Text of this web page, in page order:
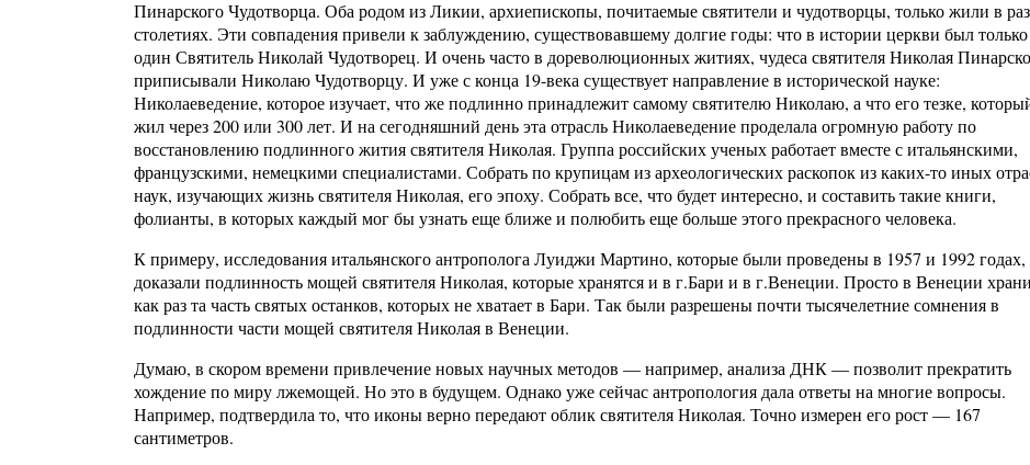
Пинарского Чудотворца. Оба родом из Ликии, архиепископы, почитаемые святители и чудотворцы, только жили в
столетиях. Эти совпадения привели к заблуждению, существовавшему долгие годы: что в истории церкви был только
один Святитель Николай Чудотворец. И очень часто в дореволюционных житиях, чудеса святителя Николая
приписывали Николаю Чудотворцу. И уже с конца 19-века существует направление в исторической науке:
Николаеведение, которое изучает, что же подлинно принадлежит самому святителю Николаю, а что его тезке,
жил через 200 или 300 лет. И на сегодняшний день эта отрасль Николаеведение проделала огромную работу по
восстановлению подлинного жития святителя Николая. Группа российских ученых работает вместе с итальянскими,
французскими, немецкими специалистами. Собрать по крупицам из археологических раскопок из каких-то иных
наук, изучающих жизнь святителя Николая, его эпоху. Собрать все, что будет интересно, и составить такие книги,
фолианты, в которых каждый мог бы узнать еще ближе и полюбить еще больше этого прекрасного человека.
К примеру, исследования итальянского антрополога Луиджи Мартино, которые были проведены в 1957 и 1992 годах,
доказали подлинность мощей святителя Николая, которые хранятся и в г.Бари и в г.Венеции. Просто в Венеции
как раз та часть святых останков, которых не хватает в Бари. Так были разрешены почти тысячелетние сомнения в
подлинности части мощей святителя Николая в Венеции.
Думаю, в скором времени привлечение новых научных методов — например, анализа ДНК — позволит прекратить
хождение по миру лжемощей. Но это в будущем. Однако уже сейчас антропология дала ответы на многие вопросы.
Например, подтвердила то, что иконы верно передают облик святителя Николая. Точно измерен его рост — 167
сантиметров.